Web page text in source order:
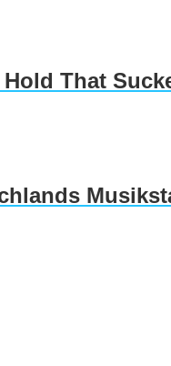
That